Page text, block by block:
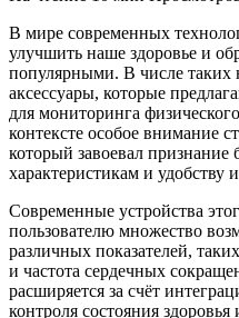
В мире современных
улучшить наше здоровье и
популярными. В числе таких
аксессуары, которые
для мониторинга
контексте особое внимание
который завоевал
характеристикам и удобству
Современные устройства
пользователю множество
различных показателей,
и частота сердечных
расширяется за счёт
контроля состояния